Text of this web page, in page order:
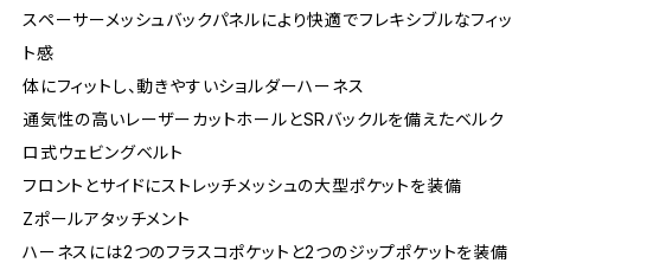
スペーサーメッシュバックパネルにより快適でフレキシブルなフィッ
ト感
体にフィットし、動きやすいショルダーハーネス
通気性の高いレーザーカットホールとSRバックルを備えたベルク
ロ式ウェビングベルト
フロントとサイドにストレッチメッシュの大型ポケットを装備
Zポールアタッチメント
ハーネスには2つのフラスコポケットと2つのジップポケットを装備